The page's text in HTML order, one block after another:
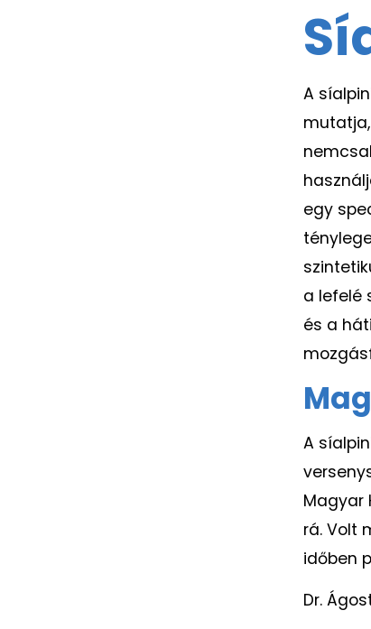
A
egy
a lefelé
és a
A
Magyar
rá. Volt
időben
Dr.